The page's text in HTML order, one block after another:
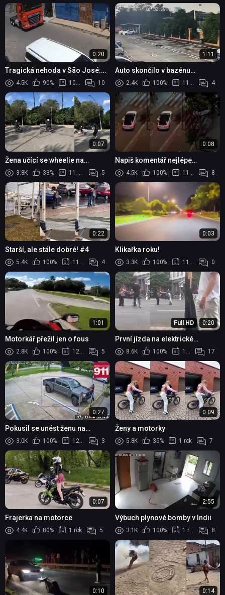
0:20
Tragická nehoda v São José:
žena zemřela, dítě přežilo
4.5K 90% 10 měsíců 10
1:11
Auto skončilo v bazénu
plaveckého centra, řidičku s
dítětem zachránili kolemjdoucí
2.4K 100% 11 měsíců 4
0:07
Žena učící se wheelie na
motorce
3.8K 33% 11 měsíců 5
0:08
Napiš komentář nejlépe
vystihující video #5
4.5K 100% 11 měsíců 8
0:22
Starší, ale stále dobré! #4
5.4K 100% 11 měsíců 4
0:03
Klikařka roku!
3.3K 100% 11 měsíců 0
1:01
Motorkář přežil jen o fous
2.8K 100% 12 měsíců 5
Full HD 0:20
První jízda na elektrické
koloběžce...
8.6K 100% 12 měsíců 17
0:27
Pokusil se unést ženu na
parkovišti: Zadrželi ho po
divoké honičce
3.0K 100% 12 měsíců 3
0:09
Ženy a motorky
5.8K 35% 1 rok 7
0:07
Frajerka na motorce
4.4K 80% 1 rok 5
2:55
Výbuch plynové bomby v Indii
3.1K 100% 1 rok 8
0:10 0:14